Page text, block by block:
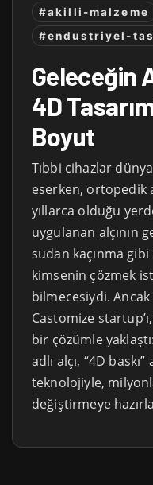
#akilli-malzeme
#endustriyel-
Geleceğin
4D
Boyut
Tıbbi cihazlar
eserken, ortopedik
yıllarca olduğu
uygulanan alçının
sudan kaçınma
kimsenin çözmek
bilmecesiydi.
Castomize
bir çözümle
adlı alçı, “4D
teknolojiyle,
değiştirmeye